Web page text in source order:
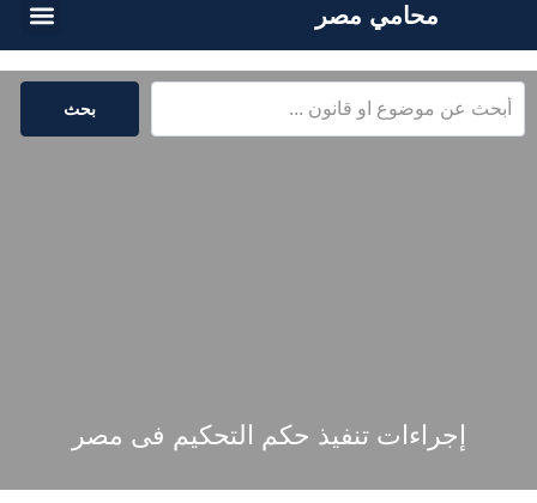
محامي مصر
بحث
إجراءات تنفيذ حكم التحكيم فى مصر